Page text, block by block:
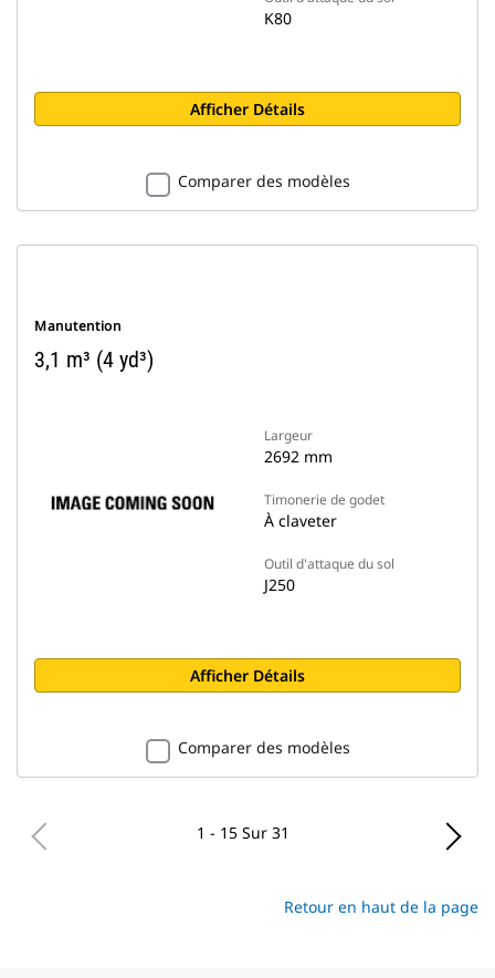
K80
Afficher Détails
Comparer des modèles
Manutention
3,1 m³ (4 yd³)
Largeur
2692 mm
Timonerie de godet
À claveter
Outil d'attaque du sol
J250
Afficher Détails
Comparer des modèles
1 - 15 Sur 31
Retour en haut de la page